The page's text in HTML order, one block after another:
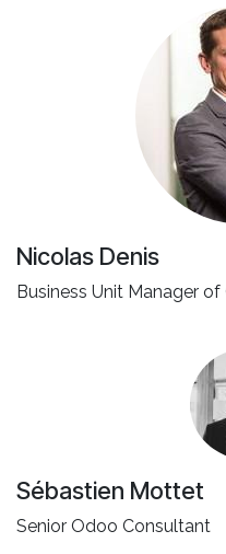
Nicolas Denis
Business Unit Manager
Sébastien Mottet
Senior Odoo Consultant